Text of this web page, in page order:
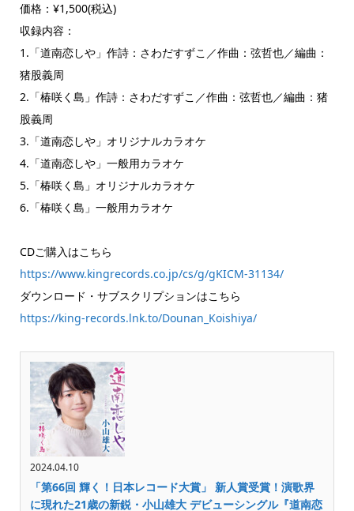
価格：¥1,500(税込)
収録内容：
1.「道南恋しや」作詩：さわだすずこ／作曲：弦哲也／編曲：
猪股義周
2.「椿咲く島」作詩：さわだすずこ／作曲：弦哲也／編曲：猪
股義周
3.「道南恋しや」オリジナルカラオケ
4.「道南恋しや」一般用カラオケ
5.「椿咲く島」オリジナルカラオケ
6.「椿咲く島」一般用カラオケ
CDご購入はこちら
https://www.kingrecords.co.jp/cs/g/gKICM-31134/
ダウンロード・サブスクリプションはこちら
https://king-records.lnk.to/Dounan_Koishiya/
2024.04.10
「第66回 輝く！日本レコード大賞」 新人賞受賞！演歌界
に現れた21歳の新鋭・小山雄大 デビューシングル『道南恋